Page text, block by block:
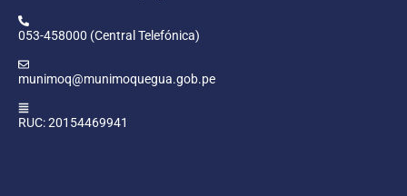
053-458000 (Central Telefónica)
munimoq@munimoquegua.gob.pe
RUC: 20154469941